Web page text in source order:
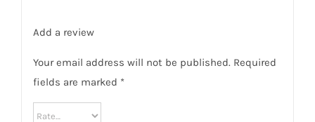
Add a review
Your email address will not be published. Required
fields are marked *